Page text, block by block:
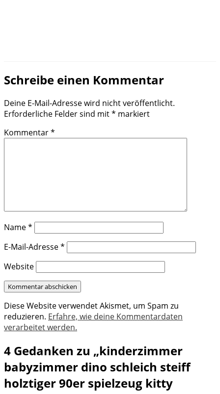
Schreibe einen Kommentar
Deine E-Mail-Adresse wird nicht veröffentlicht.
Erforderliche Felder sind mit* markiert
Kommentar*
Name*
E-Mail-Adresse*
Website
Diese Website verwendet Akismet, um Spam zu
reduzieren. Erfahre, wie deine Kommentardaten
verarbeitet werden.
4 Gedanken zu „kinderzimmer
babyzimmer dino schleich steiff
holztiger 90er spielzeug kitty